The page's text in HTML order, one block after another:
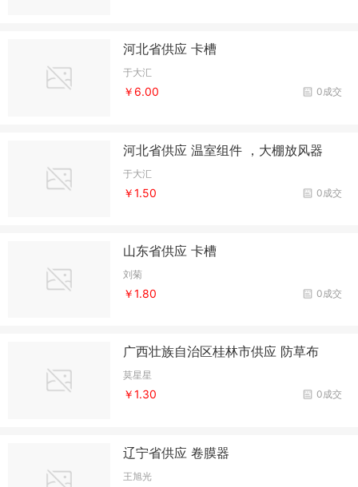
河北省供应 卡槽
于大汇
0成交
￥6.00
河北省供应 温室组件 ，大棚放风器
于大汇
0成交
￥1.50
山东省供应 卡槽
刘菊
0成交
￥1.80
广西壮族自治区桂林市供应 防草布
莫星星
0成交
￥1.30
辽宁省供应 卷膜器
王旭光